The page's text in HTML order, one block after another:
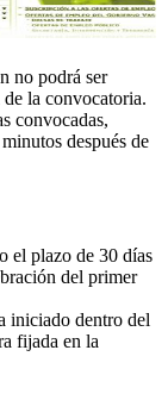
no podrá ser
la convocatoria.
convocadas,
después de
el plazo de 30 días
del primer
iniciado dentro del
fijada en la